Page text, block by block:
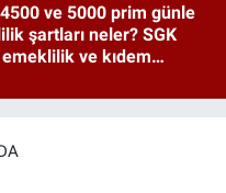
ve 5000 prim günle
şartları neler? SGK
ve kıdem